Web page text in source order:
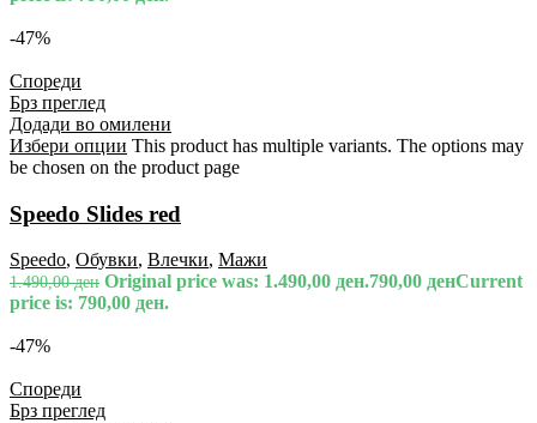
-47%
Спореди
Брз преглед
Додади во омилени
Избери опции This product has multiple variants. The options may
be chosen on the product page
Speedo Slides red
Speedo, Обувки, Влечки, Мажи
1.490,00ден Original price was: 1.490,00 ден.790,00 денCurrent
price is: 790,00 ден.
-47%
Спореди
Брз преглед